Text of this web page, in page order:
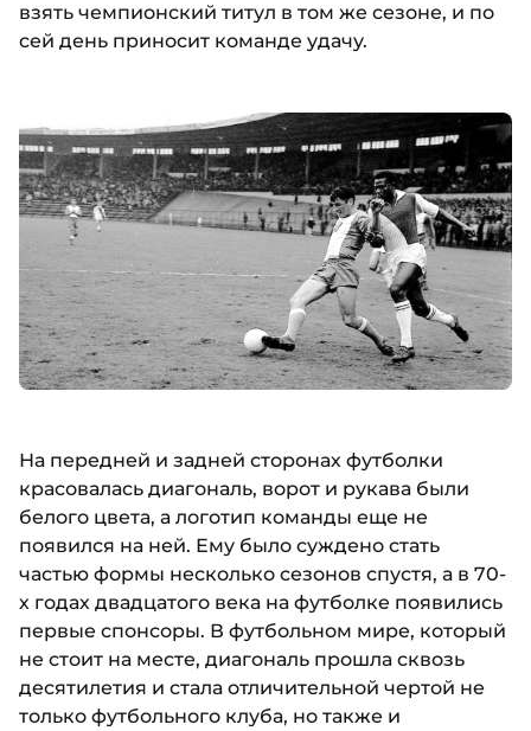
взять чемпионский титул в том же сезоне, и по
сей день приносит команде удачу.
На передней и задней сторонах футболки
красовалась диагональ, ворот и рукава были
белого цвета, а логотип команды еще не
появился на ней. Ему было суждено стать
частью формы несколько сезонов спустя, а в 70-
х годах двадцатого века на футболке появились
первые спонсоры. В футбольном мире, который
не стоит на месте, диагональ прошла сквозь
десятилетия и стала отличительной чертой не
только футбольного клуба, но также и